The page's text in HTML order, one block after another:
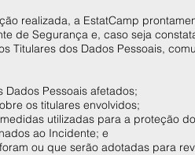
realizada, a EstatCamp
de Segurança e, caso seja
Titulares dos Dados Pessoais,
Dados Pessoais afetados;
os titulares envolvidos;
utilizadas para a proteção
ao Incidente; e
ou que serão adotadas para